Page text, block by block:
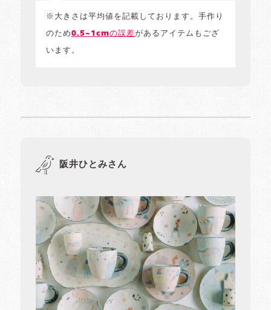
※大きさは平均値を記載しております。手作り
のため0.5~1cmの誤差があるアイテムもござ
います。
阪井ひとみさん